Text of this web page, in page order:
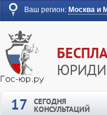
Ваш регион: Москва и
17
СЕГОДНЯ
КОНСУЛЬТАЦИЙ